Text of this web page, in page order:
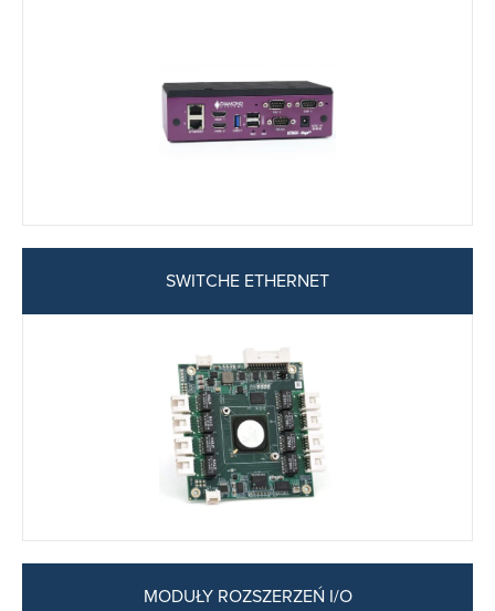
SWITCHE ETHERNET
MODUŁY ROZSZERZEŃ I/O